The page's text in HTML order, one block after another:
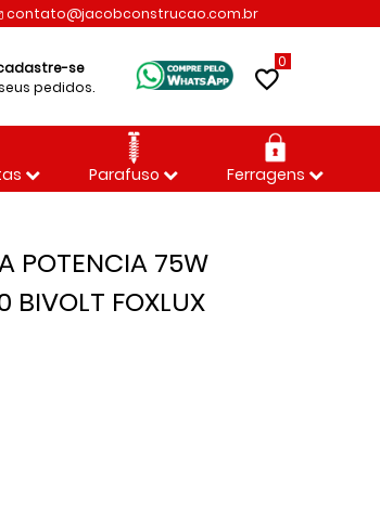
contato@jacobconstrucao.com.br
se
pedidos.
0
Parafuso
Ferragens
POTENCIA 75W
FOXLUX